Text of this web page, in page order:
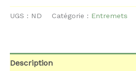
Brest
UGS : ND Catégorie : Entremets
Description